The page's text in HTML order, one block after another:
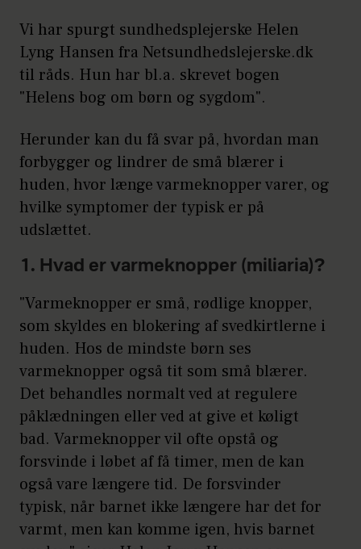
Vi har spurgt sundhedsplejerske Helen
Lyng Hansen fra Netsundhedslejerske.dk
til råds. Hun har bl.a. skrevet bogen
"Helens bog om børn og sygdom".
Herunder kan du få svar på, hvordan man
forbygger og lindrer de små blærer i
huden, hvor længe varmeknopper varer, og
hvilke symptomer der typisk er på
udslættet.
1. Hvad er varmeknopper (miliaria)?
"Varmeknopper er små, rødlige knopper,
som skyldes en blokering af svedkirtlerne i
huden. Hos de mindste børn ses
varmeknopper også tit som små blærer.
Det behandles normalt ved at regulere
påklædningen eller ved at give et køligt
bad. Varmeknopper vil ofte opstå og
forsvinde i løbet af få timer, men de kan
også vare længere tid. De forsvinder
typisk, når barnet ikke længere har det for
varmt, men kan komme igen, hvis barnet